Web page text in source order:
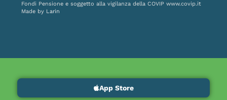
Fondi Pensione e soggetto alla vigilanza della COVIP www.covip.it
Made by Larin
App Store